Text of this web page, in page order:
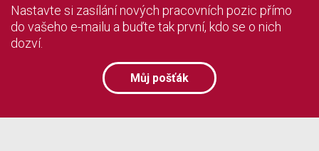
Nastavte si zasílání nových pracovních pozic přímo
do vašeho e-mailu a buďte tak první, kdo se o nich
dozví.
Můj pošťák